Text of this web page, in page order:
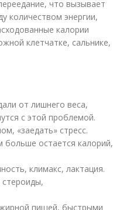
что вызывает
количеством энергии,
калории
клетчатке, сальнике,
от лишнего веса,
с этой проблемой.
«заедать» стресс.
больше остается калорий,
климакс, лактация.
пищей, быстрыми